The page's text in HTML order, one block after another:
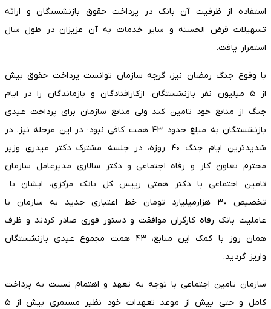
استفاده از ظرفیت آن بانک در پرداخت حقوق بازنشستگان و ارائه
تسهیلات قرض الحسنه و سایر خدمات به آن عزیزان در طول سال
استمرار یافت.
با وقوع جنگ رمضان نیز، گرچه سازمان توانست پرداخت حقوق بیش
از ۵ میلیون نفر بازنشستگان، ازکارافتادگان و بازماندگان را در ایام
جنگ از منابع خود تامین کند ولی منابع سازمان برای پرداخت عیدی
بازنشستگان به مبلغ حدود ۴۳ همت کافی نبود؛ در این مرحله نیز، در
شدیدترین ایام جنگ ۴۰ روزه، در جلسه مشترک دکتر میدری وزیر
محترم تعاون کار و رفاه اجتماعی و دکتر سالاری مدیرعامل سازمان
تامین اجتماعی با دکتر همتی رییس کل بانک مرکزی، ایشان با
تخصیص ۳۰ هزارمیلیارد تومان خط اعتباری جدید به سازمان با
عاملیت بانک رفاه کارگران موافقت و دستور فوری صادر کردند و ظرف
همان روز با کمک این منابع، ۴۳ همت مجموع عیدی بازنشستگان
واریز گردید.
سازمان تامین اجتماعی با توجه به تعهد و اهتمام نسبت به پرداخت
کامل و حتی پیش از موعد تعهدات خود نظیر مستمری بیش از ۵